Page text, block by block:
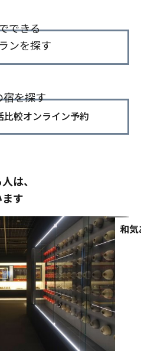
できる
ンを探す
宿を探す
較オンライン予約
は、
す
和